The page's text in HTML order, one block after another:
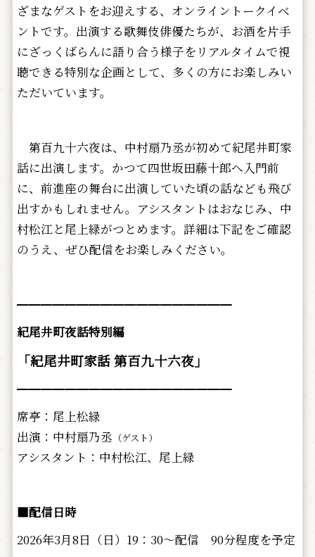
ざまなゲストをお迎えする、オンライントークイベ
ントです。出演する歌舞伎俳優たちが、お酒を片手
にざっくばらんに語り合う様子をリアルタイムで視
聴できる特別な企画として、多くの方にお楽しみい
ただいています。
第百九十六夜は、中村扇乃丞が初めて紀尾井町家
話に出演します。かつて四世坂田藤十郎へ入門前
に、前進座の舞台に出演していた頃の話なども飛び
出すかもしれません。アシスタントはおなじみ、中
村松江と尾上緑がつとめます。詳細は下記をご確認
のうえ、ぜひ配信をお楽しみください。
━━━━━━━━━━━━━━━━━━
紀尾井町夜話特別編
「紀尾井町家話 第百九十六夜」
━━━━━━━━━━━━━━━━━━
席亭：尾上松緑
出演：中村扇乃丞 （ゲスト）
アシスタント：中村松江、尾上緑
■配信日時
2026年3月8日（日）19：30～配信 90分程度を予定